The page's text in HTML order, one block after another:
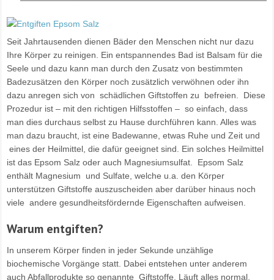
Seit Jahrtausenden dienen Bäder den Menschen nicht nur dazu
Ihre Körper zu reinigen. Ein entspannendes Bad ist Balsam für die
Seele und dazu kann man durch den Zusatz von bestimmten
Badezusätzen den Körper noch zusätzlich verwöhnen oder ihn
dazu anregen sich von schädlichen Giftstoffen zu befreien. Diese
Prozedur ist – mit den richtigen Hilfsstoffen – so einfach, dass
man dies durchaus selbst zu Hause durchführen kann. Alles was
man dazu braucht, ist eine Badewanne, etwas Ruhe und Zeit und
eines der Heilmittel, die dafür geeignet sind. Ein solches Heilmittel
ist das Epsom Salz oder auch Magnesiumsulfat. Epsom Salz
enthält Magnesium und Sulfate, welche u.a. den Körper
unterstützen Giftstoffe auszuscheiden aber darüber hinaus noch
viele andere gesundheitsfördernde Eigenschaften aufweisen.
Warum entgiften?
In unserem Körper finden in jeder Sekunde unzählige
biochemische Vorgänge statt. Dabei entstehen unter anderem
auch Abfallprodukte so genannte Giftstoffe. Läuft alles normal,